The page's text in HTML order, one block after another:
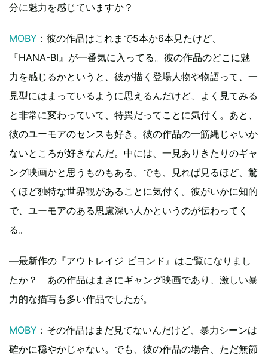
分に魅力を感じていますか？
MOBY ：彼の作品はこれまで5本か6本見たけど、
『HANA-BI』が一番気に入ってる。彼の作品のどこに魅
力を感じるかというと、彼が描く登場人物や物語って、一
見型にはまっているように思えるんだけど、よく見てみる
と非常に変わっていて、特異だってことに気付く。あと、
彼のユーモアのセンスも好き。彼の作品の一筋縄じゃいか
ないところが好きなんだ。中には、一見ありきたりのギャ
ング映画かと思うものもある。でも、見れば見るほど、驚
くほど独特な世界観があることに気付く。彼がいかに知的
で、ユーモアのある思慮深い人かというのが伝わってく
る。
―最新作の『アウトレイジ ビヨンド』はご覧になりまし
たか？ あの作品はまさにギャング映画であり、激しい暴
力的な描写も多い作品でしたが。
MOBY ：その作品はまだ見てないんだけど、暴力シーンは
確かに穏やかじゃない。でも、彼の作品の場合、ただ無節